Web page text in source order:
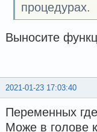
процедурах.
Выносите
2021-01-23 17:03:40
Переменных
Може в голове